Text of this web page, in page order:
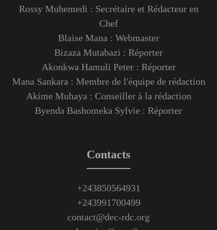
Rossy Muhemedi : Secrétaire et Rédacteur en
Chef
Blaise Mana : Webmaster
Bizaza Mutabazi : Réporter
Akonkwa Hamuli Peter : Réporter
Mana Sankara : Membre de l'équipe de rédaction
Akime Muhaya : Conseiller à la rédaction
Byenda Bashomeka Sylvie : Réporter
Contacts
+243850564931
+243991700499
contact@dec-rdc.org